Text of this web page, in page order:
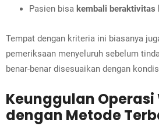
Pasien bisa kembali beraktivitas
Tempat dengan kriteria ini biasanya
pemeriksaan menyeluruh sebelum
benar-benar disesuaikan dengan
Keunggulan Operasi
dengan Metode